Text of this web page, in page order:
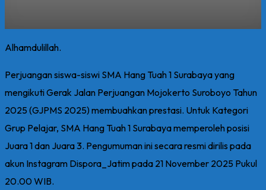
Alhamdulillah.
Perjuangan siswa-siswi SMA Hang Tuah 1 Surabaya yang
mengikuti Gerak Jalan Perjuangan Mojokerto Suroboyo Tahun
2025 (GJPMS 2025) membuahkan prestasi. Untuk Kategori
Grup Pelajar, SMA Hang Tuah 1 Surabaya memperoleh posisi
Juara 1 dan Juara 3. Pengumuman ini secara resmi dirilis pada
akun Instagram Dispora_Jatim pada 21 November 2025 Pukul
20.00 WIB.